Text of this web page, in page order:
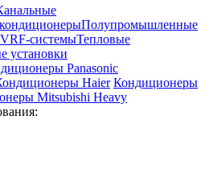
Полупромышленные
системыТепловые
установки
Panasonic
Haier Кондиционеры
Mitsubishi Heavy